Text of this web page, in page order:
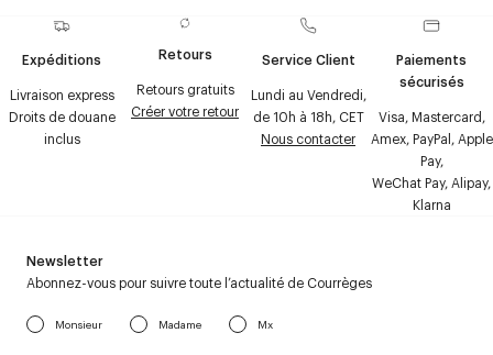
Expéditions
Livraison express
Droits de douane
inclus
Retours
Retours gratuits
Créer votre retour
Service Client
Lundi au Vendredi,
de 10h à 18h, CET
Nous contacter
Paiements
sécurisés
Visa, Mastercard,
Amex, PayPal, Apple
Pay,
WeChat Pay, Alipay,
Klarna
Newsletter
Abonnez-vous pour suivre toute l’actualité de Courrèges
Monsieur Madame Mx